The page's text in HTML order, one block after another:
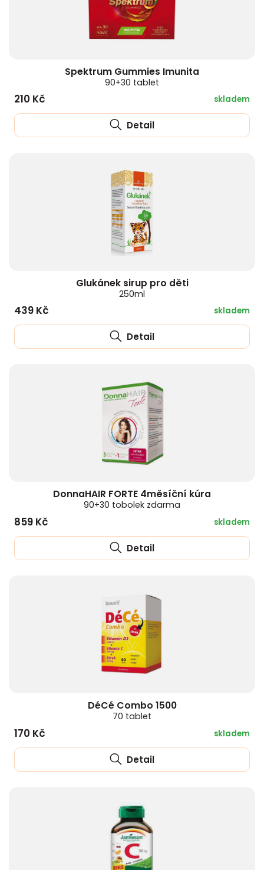
Spektrum Gummies Imunita
90+30 tablet
210 Kč skladem
Detail
Glukánek sirup pro děti
250ml
439 Kč skladem
Detail
DonnaHAIR FORTE 4měsíční kúra
90+30 tobolek zdarma
859 Kč skladem
Detail
DéCé Combo 1500
70 tablet
170 Kč skladem
Detail